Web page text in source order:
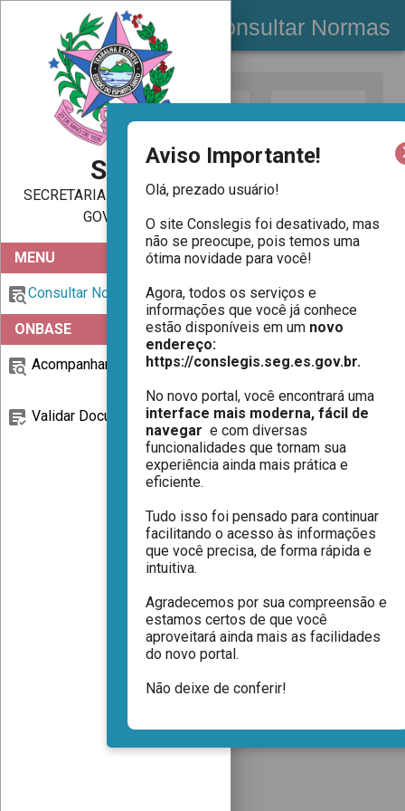
Consultar Normas
SEG
SECRETARIA DE ESTADO DO
GOVERNO
MENU
Consultar Normas
ONBASE
Acompanhar Atos
Validar Documentos
Aviso Importante!
Olá, prezado usuário!
O site Conslegis foi desativado, mas
não se preocupe, pois temos uma
ótima novidade para você!
Agora, todos os serviços e
informações que você já conhece
estão disponíveis em um novo
endereço:
https://conslegis.seg.es.gov.br.
interface mais moderna, fácil de
navegar e com diversas
funcionalidades que tornam sua
experiência ainda mais prática e
eficiente.
Tudo isso foi pensado para continuar
facilitando o acesso às informações
que você precisa, de forma rápida e
intuitiva.
Agradecemos por sua compreensão e
estamos certos de que você
aproveitará ainda mais as facilidades
do novo portal.
Não deixe de conferir!
N°
Data Inicial Data Final
Descrição
LIMPAR CAMPOS